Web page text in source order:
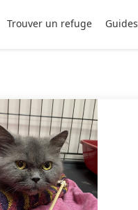
Trouver un refuge Guides